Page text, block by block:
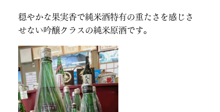
穏やかな果実香で純米酒特有の重たさを感じさ
せない吟醸クラスの純米原酒です。